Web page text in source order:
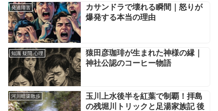
発達障害
カサンドラで壊れる瞬間｜怒りが
爆発する本当の理由
知識 疑問 心理
猿田彦珈琲が生まれた神様の縁｜
神社公認のコーヒー物語
河川暗渠散歩
玉川上水後半を紅葉で制覇！拝島
の残堀川トリックと足湯家族記 後